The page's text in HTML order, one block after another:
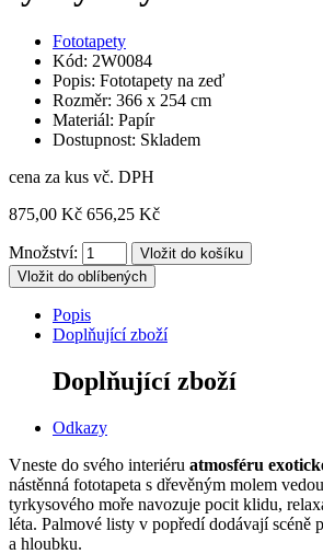
Fototapety
Kód: 2W0084
Popis: Fototapety na zeď
Rozměr: 366 x 254 cm
Materiál: Papír
Dostupnost: Skladem
cena za kus vč. DPH
875,00 Kč 656,25 Kč
Množství:
Vložit do oblíbených
Popis
Doplňující zboží
Doplňující zboží
Odkazy
Vneste do svého interiéru atmosféru
nástěnná fototapeta s dřevěným molem
tyrkysového moře navozuje pocit klidu,
léta. Palmové listy v popředí dodávají scéně
a hloubku.